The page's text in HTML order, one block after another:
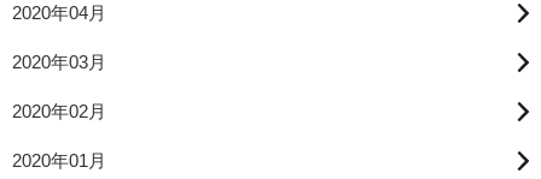
2020年04月
2020年03月
2020年02月
2020年01月